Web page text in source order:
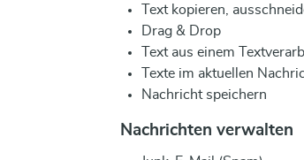
Text kopieren,
Drag & Drop
Text aus einem
Texte im aktuellen
Nachricht speichern
Nachrichten verwalten